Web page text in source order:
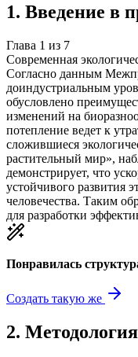
1. Введение в
Глава 1 из 7
Современная
Согласно данным
доиндустриальным
обусловлено
изменений на
потепление ведет к
сложившиеся
растительный мир»,
демонстрирует, что
устойчивого развития
человечества. Таким
для разработки
Понравилась
Создать такую же
2.